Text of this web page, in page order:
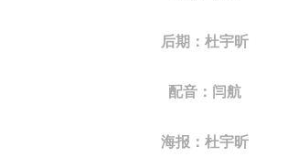
后期：杜宇昕
配音：闫航
海报：杜宇昕